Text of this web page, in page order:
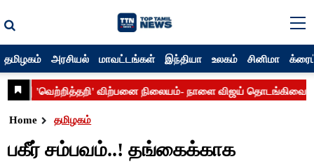
தமிழகம் அரசியல் மாவட்டங்கள் இந்தியா உலகம் சினிமா
Home தமிழகம்
பகீர் சம்பவம்..! தங்கைக்காக